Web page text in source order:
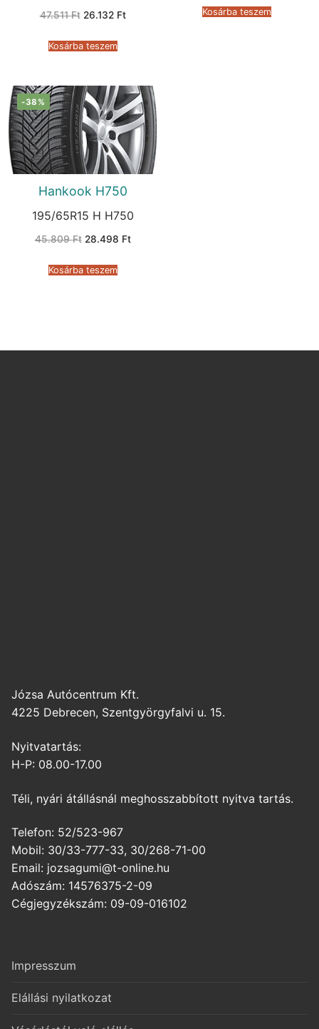
47.511Ft Original
47.511 Ft.
26.132 FtCurrent
Kosárba teszem
38.875 Ft.
Kosárba teszem
-38%
Hankook H750
195/65R15 H H750
45.809Ft Original
45.809 Ft.
28.498 FtCurrent
Kosárba teszem
Józsa Autócentrum Kft.
4225 Debrecen, Szentgyörgyfalvi u. 15.
Nyitvatartás:
H-P: 08.00-17.00
Téli, nyári átállásnál meghosszabbított nyitva tartás.
Telefon: 52/523-967
Mobil: 30/33-777-33, 30/268-71-00
Email: jozsagumi@t-online.hu
Adószám: 14576375-2-09
Cégjegyzékszám: 09-09-016102
Impresszum
Elállási nyilatkozat